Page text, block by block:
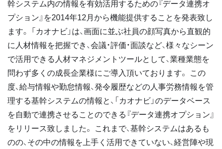
幹システム内の情報を有効活用するための『データ連携オ
プション』を2014年12月から機能提供することを発表致し
ます。 「カオナビ」は、画面に並ぶ社員の顔写真から直観的
に人材情報を把握でき、会議・評価・面談など、様々なシーン
で活用できる人材マネジメントツールとして、業種業態を
問わず多くの成長企業様にご導入頂いております。 この
度、給与情報や勤怠情報、発令履歴などの人事労務情報を管
理する基幹システムの情報と、「カオナビ」のデータベース
を自動で連携させることのできる『データ連携オプション』
をリリース致しました。 これまで、基幹システムはあるも
のの、その中の情報を上手く活用できていない、経営陣や現